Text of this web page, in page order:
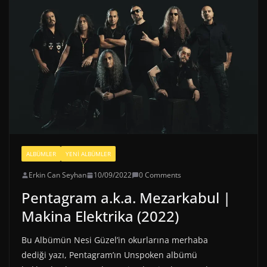
ALBÜMLER YENI ALBÜMLER
Erkin Can Seyhan 10/09/2022 0 Comments
Pentagram a.k.a. Mezarkabul |
Makina Elektrika (2022)
Bu Albümün Nesi Güzel’in okurlarına merhaba
dediği yazı, Pentagram’ın Unspoken albümü